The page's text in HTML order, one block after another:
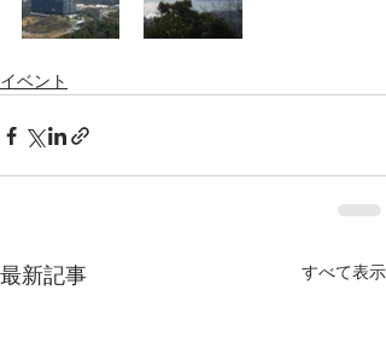
イベント
最新記事 すべて表示